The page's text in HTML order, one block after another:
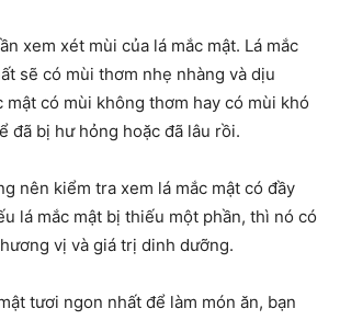
xem xét mùi của lá mắc mật. Lá mắc
sẽ có mùi thơm nhẹ nhàng và dịu
mật có mùi không thơm hay có mùi khó
đã bị hư hỏng hoặc đã lâu rồi.
nên kiểm tra xem lá mắc mật có đầy
lá mắc mật bị thiếu một phần, thì nó có
vị và giá trị dinh dưỡng.
tươi ngon nhất để làm món ăn, bạn